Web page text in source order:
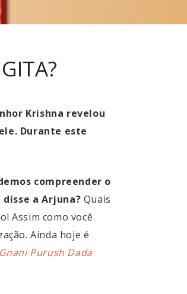
Krishna revelou
Durante este
compreender o
a Arjuna? Quais
Assim como você
Ainda hoje é
Gnani Purush Dada